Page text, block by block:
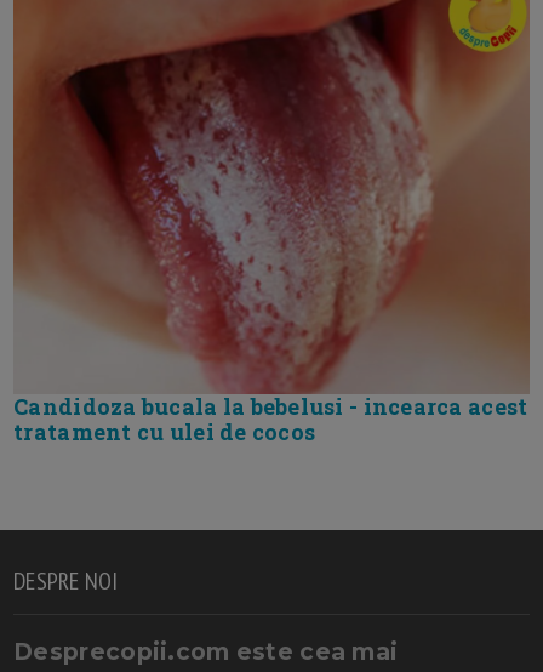
Candidoza bucala la bebelusi - incearca acest
tratament cu ulei de cocos
DESPRE NOI
Desprecopii.com este cea mai